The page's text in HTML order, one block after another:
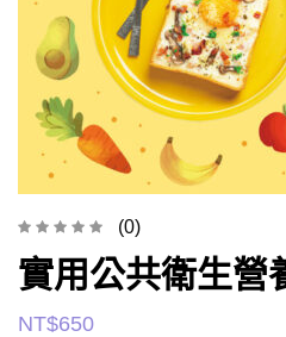
(0)
實用公共衛生營
NT$650